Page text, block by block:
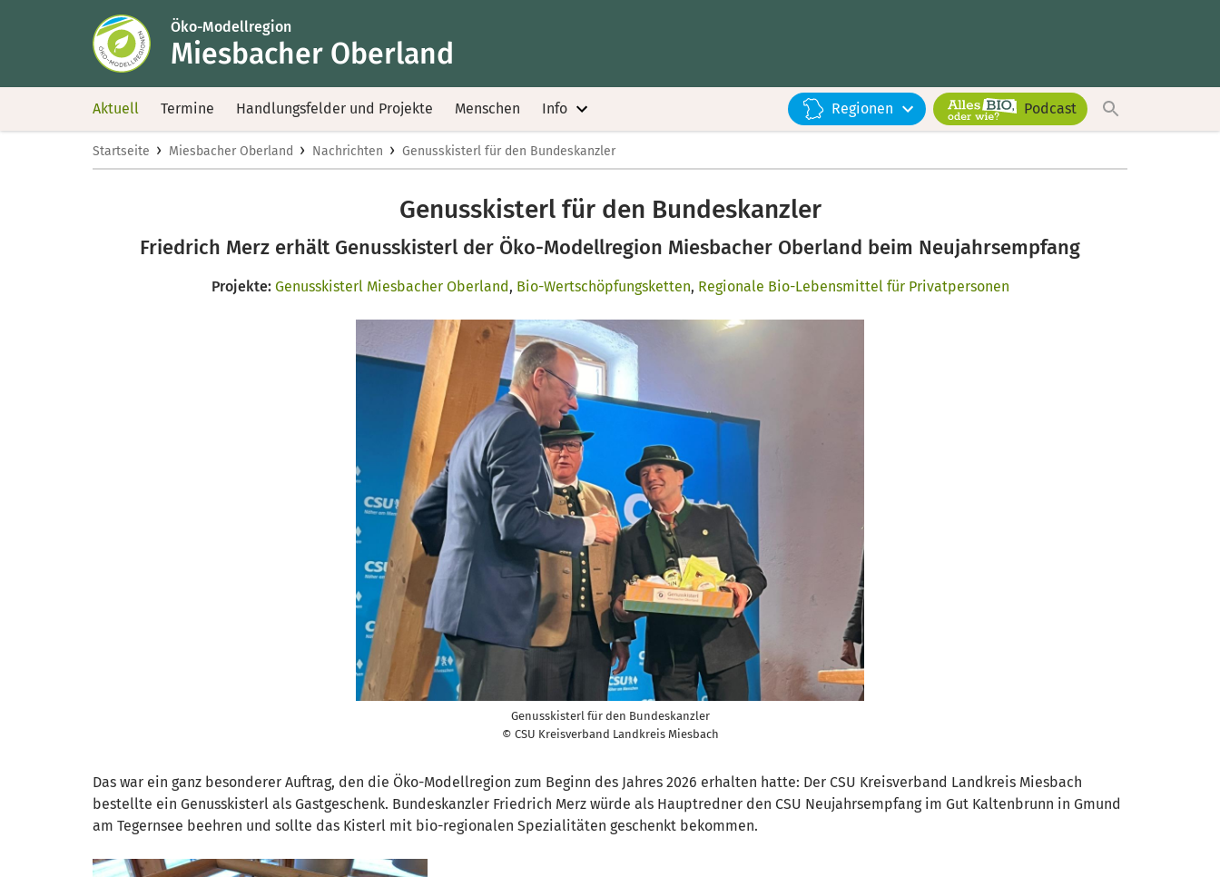
Öko-Modellregion
Miesbacher Oberland
Aktuell Termine Handlungsfelder und Projekte Menschen Info Regionen Podcast
Startseite › Miesbacher Oberland › Nachrichten › Genusskisterl für den Bundeskanzler
Genusskisterl für den Bundeskanzler
Friedrich Merz erhält Genusskisterl der Öko-Modellregion Miesbacher Oberland beim Neujahrsempfang
Projekte: Genusskisterl Miesbacher Oberland, Bio-Wertschöpfungsketten, Regionale Bio-Lebensmittel für Privatpersonen
Genusskisterl für den Bundeskanzler
© CSU Kreisverband Landkreis Miesbach
Das war ein ganz besonderer Auftrag, den die Öko-Modellregion zum Beginn des Jahres 2026 erhalten hatte: Der CSU Kreisverband Landkreis Miesbach
bestellte ein Genusskisterl als Gastgeschenk. Bundeskanzler Friedrich Merz würde als Hauptredner den CSU Neujahrsempfang im Gut Kaltenbrunn in Gmund
am Tegernsee beehren und sollte das Kisterl mit bio-regionalen Spezialitäten geschenkt bekommen.